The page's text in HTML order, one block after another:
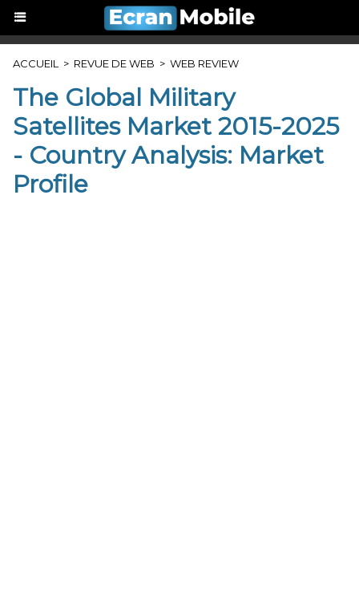
ACCUEIL > REVUE DE WEB > WEB REVIEW
The Global Military
Satellites Market 2015-2025
- Country Analysis: Market
Profile